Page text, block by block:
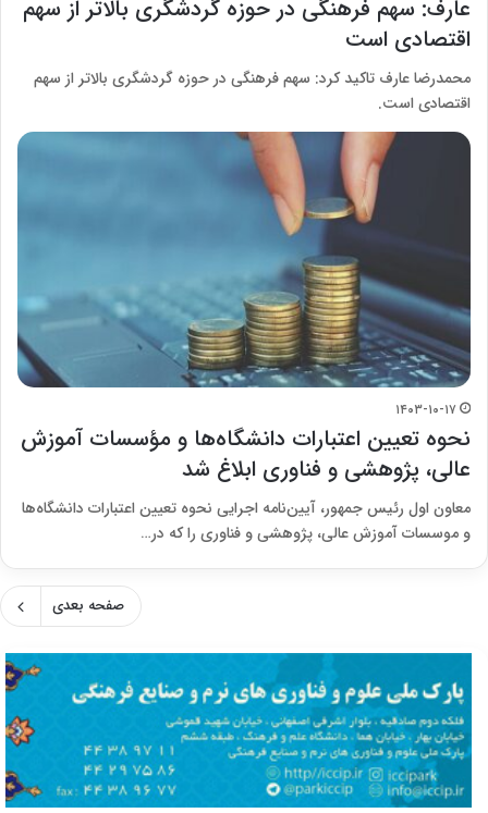
عارف: سهم فرهنگی در حوزه گردشگری بالاتر از سهم
اقتصادی است
محمدرضا عارف تاکید کرد: سهم فرهنگی در حوزه گردشگری بالاتر از سهم
اقتصادی است.
۱۴۰۳-۱۰-۱۷
نحوه تعیین اعتبارات دانشگاه‌ها و مؤسسات آموزش
عالی، پژوهشی و فناوری ابلاغ شد
معاون اول رئیس جمهور، آیین‌نامه اجرایی نحوه تعیین اعتبارات دانشگاه‌ها
و موسسات آموزش عالی، پژوهشی و فناوری را که در…
صفحه بعدی